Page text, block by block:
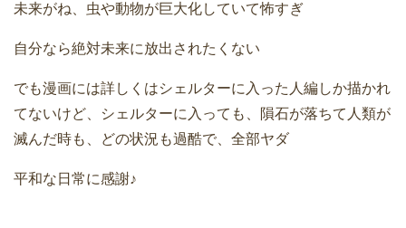
未来がね、虫や動物が巨大化していて怖すぎ
自分なら絶対未来に放出されたくない
でも漫画には詳しくはシェルターに入った人編しか描かれ
てないけど、シェルターに入っても、隕石が落ちて人類が
滅んだ時も、どの状況も過酷で、全部ヤダ
平和な日常に感謝♪